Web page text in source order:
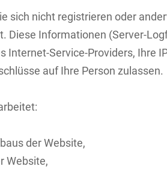
sich nicht registrieren oder
Informationen (Server-
Service-Providers, Ihre
auf Ihre Person zulassen.
der Website,
Website,